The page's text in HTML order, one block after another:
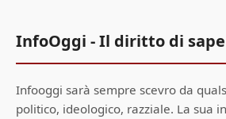
InfoOggi - Il diritto di
Infooggi sarà sempre scevro da
politico, ideologico, razziale. La sua